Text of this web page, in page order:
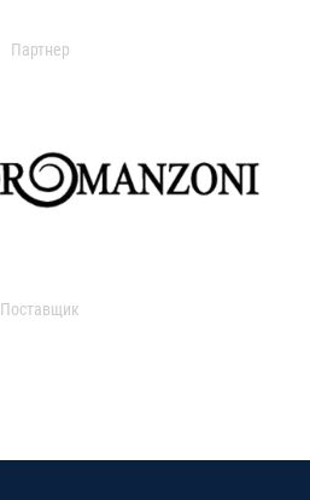
Партнер
Поставщик